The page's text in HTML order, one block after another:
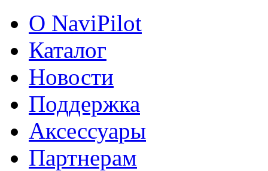
О NaviPilot
Каталог
Новости
Поддержка
Аксессуары
Партнерам